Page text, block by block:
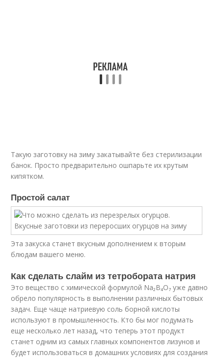
Такую заготовку на зиму закатывайте без стерилизации
банок. Просто предварительно ошпарьте их крутым
кипятком.
Простой салат
Эта закуска станет вкусным дополнением к вторым
блюдам вашего меню.
Как сделать слайм из тетробората натрия
Это вещество с химической формулой Na₂B₄O₇ уже давно
обрело популярность в выполнении различных бытовых
задач. Еще чаще натриевую соль борной кислоты
используют в промышленность. Кто бы мог подумать
еще несколько лет назад, что теперь этот продукт
станет одним из самых главных компонентов лизунов и
будет использоваться в домашних условиях для создания